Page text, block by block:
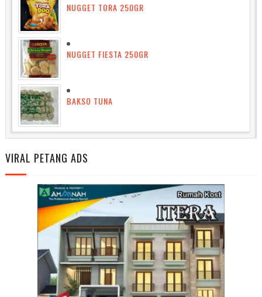
NUGGET TORA 250GR
NUGGET FIESTA 250GR
BAKSO TUNA
VIRAL PETANG ADS